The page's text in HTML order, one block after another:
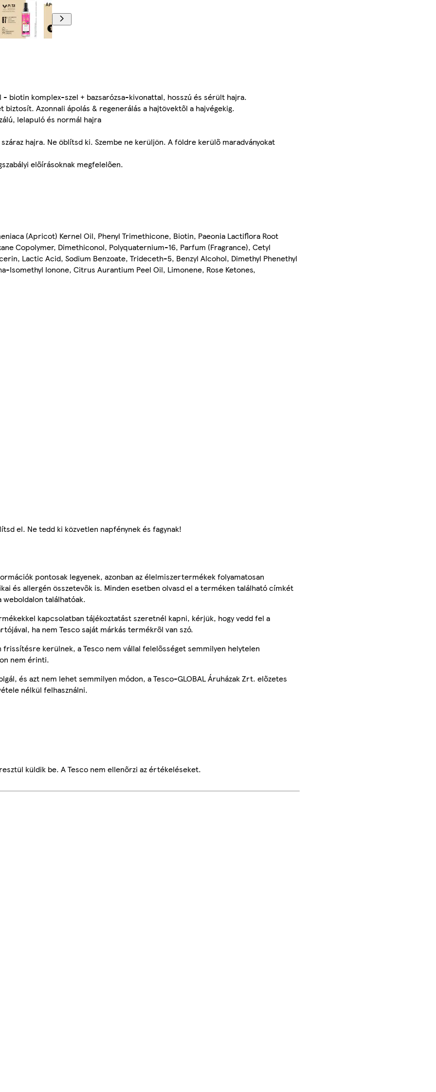
biotin komplex-szel + bazsarózsa-kivonattal, hosszú és sérült hajra.
Azonnali ápolás & regenerálás a hajtövektől a hajvégekig.
lelapuló és normál hajra
hajra. Ne öblítsd ki. Szembe ne kerüljön. A földre kerülő maradványokat
előírásoknak megfelelően.
(Apricot) Kernel Oil, Phenyl Trimethicone, Biotin, Paeonia Lactiflora Root
Copolymer, Dimethiconol, Polyquaternium-16, Parfum (Fragrance), Cetyl
Lactic Acid, Sodium Benzoate, Trideceth-5, Benzyl Alcohol, Dimethyl Phenethyl
Ionone, Citrus Aurantium Peel Oil, Limonene, Rose Ketones,
el. Ne tedd ki közvetlen napfénynek és fagynak!
pontosak legyenek, azonban az élelmiszertermékek folyamatosan
és allergén összetevők is. Minden esetben olvasd el a terméken található címkét
weboldalon találhatóak.
kapcsolatban tájékoztatást szeretnél kapni, kérjük, hogy vedd fel a
ha nem Tesco saját márkás termékről van szó.
kerülnek, a Tesco nem vállal felelősséget semmilyen helytelen
nem érinti.
és azt nem lehet semmilyen módon, a Tesco-GLOBAL Áruházak Zrt. előzetes
nélkül felhasználni.
küldik be. A Tesco nem ellenőrzi az értékeléseket.